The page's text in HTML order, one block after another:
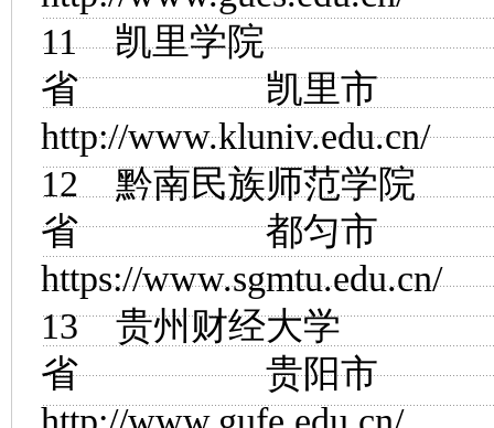
11凯里学院
省 凯里
http://www.kluniv.edu.cn/
12 黔南民族师范学院
省 都匀
https://www.sgmtu.edu.cn/
13贵州财经大学
省 贵阳